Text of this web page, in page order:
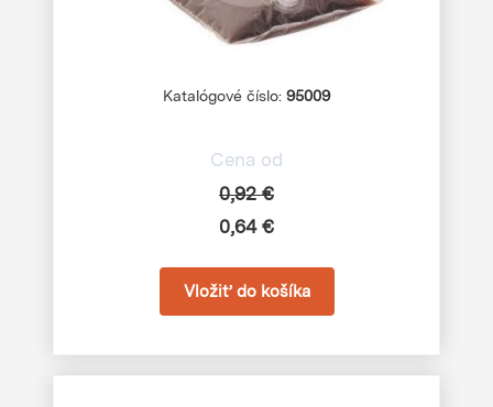
Katalógové číslo: 95009
Cena od
0,92 €
0,64 €